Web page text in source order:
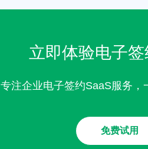
立即体验电子
专注企业电子签约SaaS服务，
免费试用